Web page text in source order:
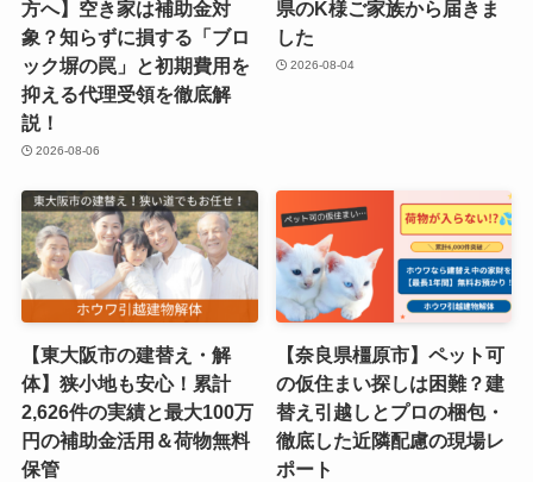
方へ】空き家は補助金対
象？知らずに損する「ブロ
ック塀の罠」と初期費用を
抑える代理受領を徹底解
説！
2026-08-06
県のK様ご家族から届きま
した
2026-08-04
【東大阪市の建替え・解
体】狭小地も安心！累計
2,626件の実績と最大100万
円の補助金活用＆荷物無料
保管
【奈良県橿原市】ペット可
の仮住まい探しは困難？建
替え引越しとプロの梱包・
徹底した近隣配慮の現場レ
ポート